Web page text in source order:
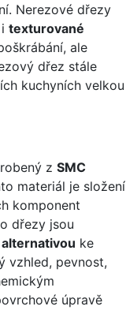
Nerezové dřezy
texturované
ale
dřez stále
kuchyních velkou
z SMC
materiál je složení
komponent
dřezy jsou
ke
vzhled, pevnost,
úpravě